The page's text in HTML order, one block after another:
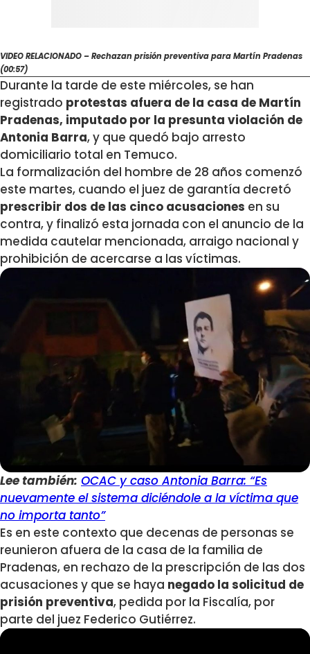
VIDEO RELACIONADO – Rechazan prisión preventiva para Martín Pradenas
(00:57)
Durante la tarde de este miércoles, se han
registrado protestas afuera de la casa de Martín
Pradenas, imputado por la presunta violación de
Antonia Barra, y que quedó bajo arresto
domiciliario total en Temuco.
La formalización del hombre de 28 años comenzó
este martes, cuando el juez de garantía decretó
prescribir dos de las cinco acusaciones en su
contra, y finalizó esta jornada con el anuncio de la
medida cautelar mencionada, arraigo nacional y
prohibición de acercarse a las víctimas.
Lee también: OCAC y caso Antonia Barra: “Es
nuevamente el sistema diciéndole a la víctima que
no importa tanto”
Es en este contexto que decenas de personas se
reunieron afuera de la casa de la familia de
Pradenas, en rechazo de la prescripción de las dos
acusaciones y que se haya negado la solicitud de
prisión preventiva, pedida por la Fiscalía, por
parte del juez Federico Gutiérrez.